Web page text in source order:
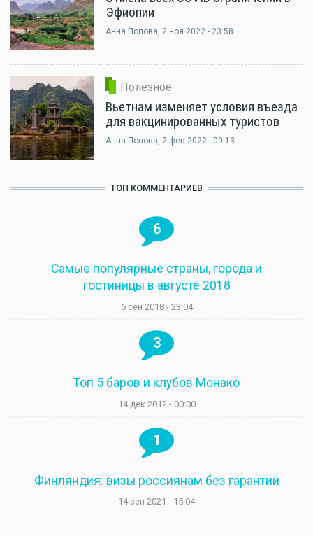
Эфиопии
Анна Попова, 2 ноя 2022 - 23:58
Полезное
Вьетнам изменяет условия въезда
для вакцинированных туристов
Анна Попова, 2 фев 2022 - 00:13
ТОП КОММЕНТАРИЕВ
6
Самые популярные страны, города и
гостиницы в августе 2018
6 сен 2018 - 23:04
3
Топ 5 баров и клубов Монако
14 дек 2012 - 00:00
1
Финляндия: визы россиянам без гарантий
14 сен 2021 - 15:04